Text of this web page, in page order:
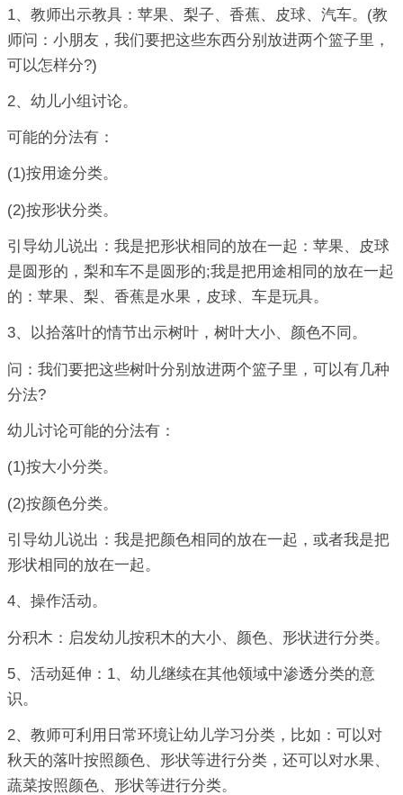
1、教师出示教具：苹果、梨子、香蕉、皮球、汽车。(教
师问：小朋友，我们要把这些东西分别放进两个篮子里，
可以怎样分?)
2、幼儿小组讨论。
可能的分法有：
(1)按用途分类。
(2)按形状分类。
引导幼儿说出：我是把形状相同的放在一起：苹果、皮球
是圆形的，梨和车不是圆形的;我是把用途相同的放在一起
的：苹果、梨、香蕉是水果，皮球、车是玩具。
3、以拾落叶的情节出示树叶，树叶大小、颜色不同。
问：我们要把这些树叶分别放进两个篮子里，可以有几种
分法?
幼儿讨论可能的分法有：
(1)按大小分类。
(2)按颜色分类。
引导幼儿说出：我是把颜色相同的放在一起，或者我是把
形状相同的放在一起。
4、操作活动。
分积木：启发幼儿按积木的大小、颜色、形状进行分类。
5、活动延伸：1、幼儿继续在其他领域中渗透分类的意
识。
2、教师可利用日常环境让幼儿学习分类，比如：可以对
秋天的落叶按照颜色、形状等进行分类，还可以对水果、
蔬菜按照颜色、形状等进行分类。